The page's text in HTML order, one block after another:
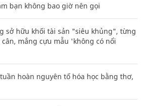
bạn không bao giờ nên gọi
sở hữu khối tài sản "siêu khủng", từng
mắng cựu mẫu 'không có nổi
hoàn nguyên tố hóa học bằng thơ,